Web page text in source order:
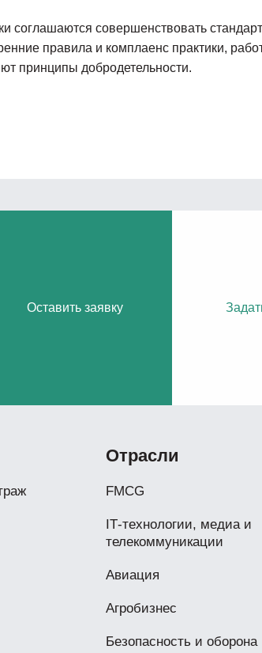
соглашаются совершенствовать
правила и комплаенс практики,
принципы добродетельности.
Оставить заявку
Отрасли
FMCG
IТ-технологии, медиа и
телекоммуникации
Авиация
Агробизнес
Безопасность и оборона